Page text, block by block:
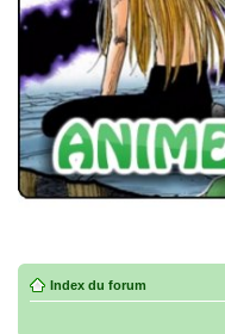
Index du forum